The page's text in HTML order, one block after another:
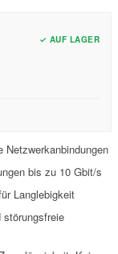
✓ AUF LAGER
bis zu 10 Gbit/s
Langlebigkeit
störungsfreie